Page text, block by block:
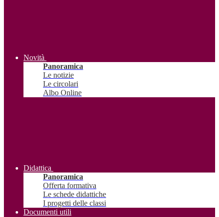
Novità
Panoramica
Le notizie
Le circolari
Albo Online
Didattica
Panoramica
Offerta formativa
Le schede didattiche
I progetti delle classi
Documenti utili